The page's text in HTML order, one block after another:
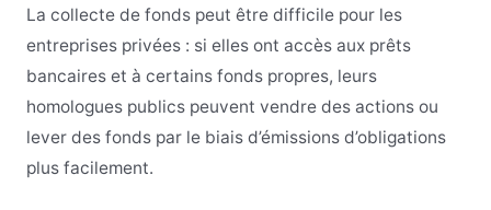
La collecte de fonds peut être difficile pour les
entreprises privées : si elles ont accès aux prêts
bancaires et à certains fonds propres, leurs
homologues publics peuvent vendre des actions ou
lever des fonds par le biais d’émissions d’obligations
plus facilement.